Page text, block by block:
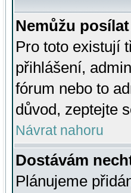
Nemůžu
Pro toto existují
přihlášení,
fórum nebo to
důvod, zeptejte
Návrat nahoru
Dostávám
Plánujeme